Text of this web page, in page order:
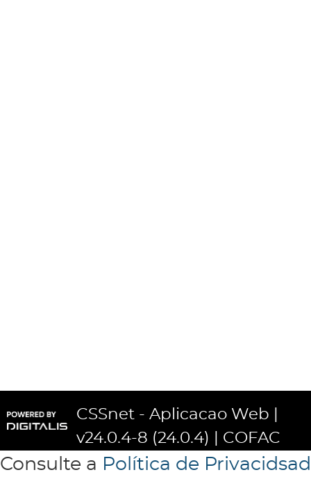
CSSnet - Aplicacao Web |
v24.0.4-8 (24.0.4) | COFAC
Consulte a Política de